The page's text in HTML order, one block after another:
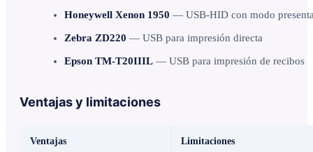
Honeywell Xenon 1950 — USB-HID con modo
Zebra ZD220 — USB para impresión directa
Epson TM-T20IIIL — USB para impresión de recibos
Ventajas y limitaciones
Ventajas Limitaciones